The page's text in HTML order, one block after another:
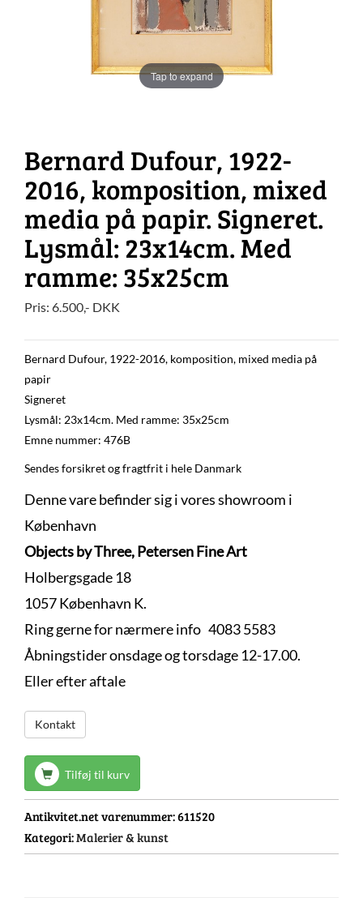
Tap to expand
Bernard Dufour, 1922-
2016, komposition, mixed
media på papir. Signeret.
Lysmål: 23x14cm. Med
ramme: 35x25cm
Pris: 6.500,- DKK
Bernard Dufour, 1922-2016, komposition, mixed media på
papir
Signeret
Lysmål: 23x14cm. Med ramme: 35x25cm
Emne nummer: 476B
Sendes forsikret og fragtfrit i hele Danmark
Denne vare befinder sig i vores showroom i
København
Objects by Three, Petersen Fine Art
Holbergsgade 18
1057 København K.
Ring gerne for nærmere info 4083 5583
Åbningstider onsdage og torsdage 12-17.00.
Eller efter aftale
Kontakt
Tilføj til kurv
Antikvitet.net varenummer:611520
Kategori:Malerier & kunst